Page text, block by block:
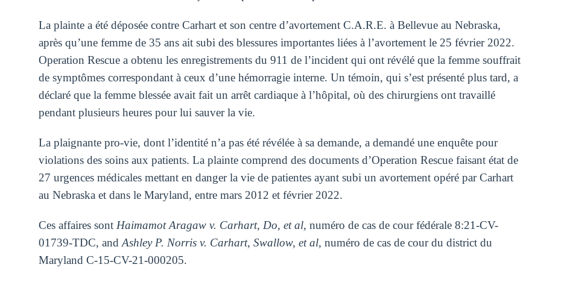
La plainte a été déposée contre Carhart et son centre d’avortement C.A.R.E. à Bellevue au Nebraska,
après qu’une femme de 35 ans ait subi des blessures importantes liées à l’avortement le 25 février 2022.
Operation Rescue a obtenu les enregistrements du 911 de l’incident qui ont révélé que la femme souffrait
de symptômes correspondant à ceux d’une hémorragie interne. Un témoin, qui s’est présenté plus tard, a
déclaré que la femme blessée avait fait un arrêt cardiaque à l’hôpital, où des chirurgiens ont travaillé
pendant plusieurs heures pour lui sauver la vie.
La plaignante pro-vie, dont l’identité n’a pas été révélée à sa demande, a demandé une enquête pour
violations des soins aux patients. La plainte comprend des documents d’Operation Rescue faisant état de
27 urgences médicales mettant en danger la vie de patientes ayant subi un avortement opéré par Carhart
au Nebraska et dans le Maryland, entre mars 2012 et février 2022.
Ces affaires sont Haimamot Aragaw v. Carhart, Do, et al, numéro de cas de cour fédérale 8:21-CV-
01739-TDC, and Ashley P. Norris v. Carhart, Swallow, et al, numéro de cas de cour du district du
Maryland C-15-CV-21-000205.